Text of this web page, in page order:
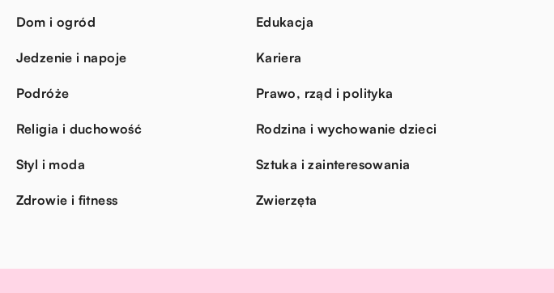
Dom i ogród Edukacja
Jedzenie i napoje Kariera
Podróże Prawo, rząd i polityka
Religia i duchowość Rodzina i wychowanie dzieci
Styl i moda Sztuka i zainteresowania
Zdrowie i fitness Zwierzęta